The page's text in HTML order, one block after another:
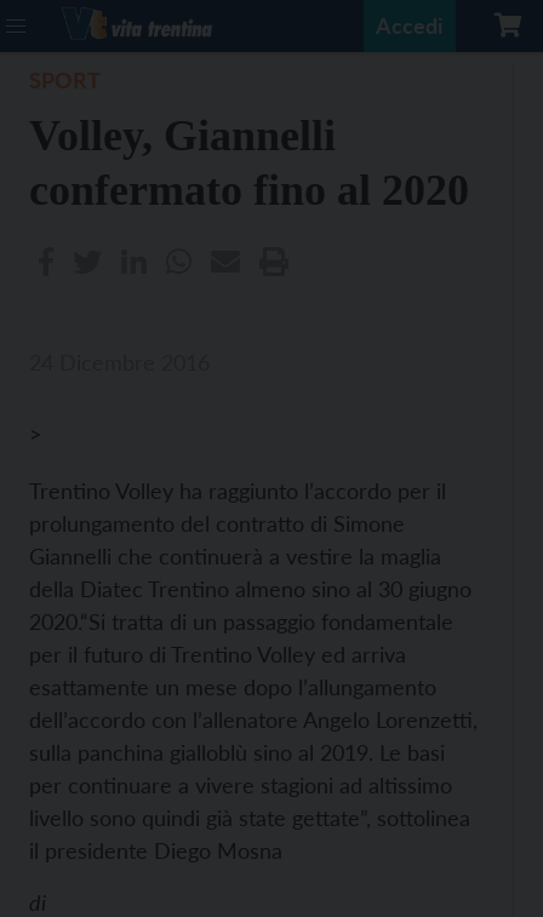
Accedi
Volley, Giannelli
confermato fino al 2020
>
Trentino Volley ha raggiunto l’accordo per il
prolungamento del contratto di Simone
Giannelli che continuerà a vestire la maglia
della Diatec Trentino almeno sino al 30 giugno
2020.“Si tratta di un passaggio fondamentale
per il futuro di Trentino Volley ed arriva
esattamente un mese dopo l’allungamento
dell’accordo con l’allenatore Angelo Lorenzetti,
sulla panchina gialloblù sino al 2019. Le basi
per continuare a vivere stagioni ad altissimo
livello sono quindi già state gettate”, sottolinea
il presidente Diego Mosna
di